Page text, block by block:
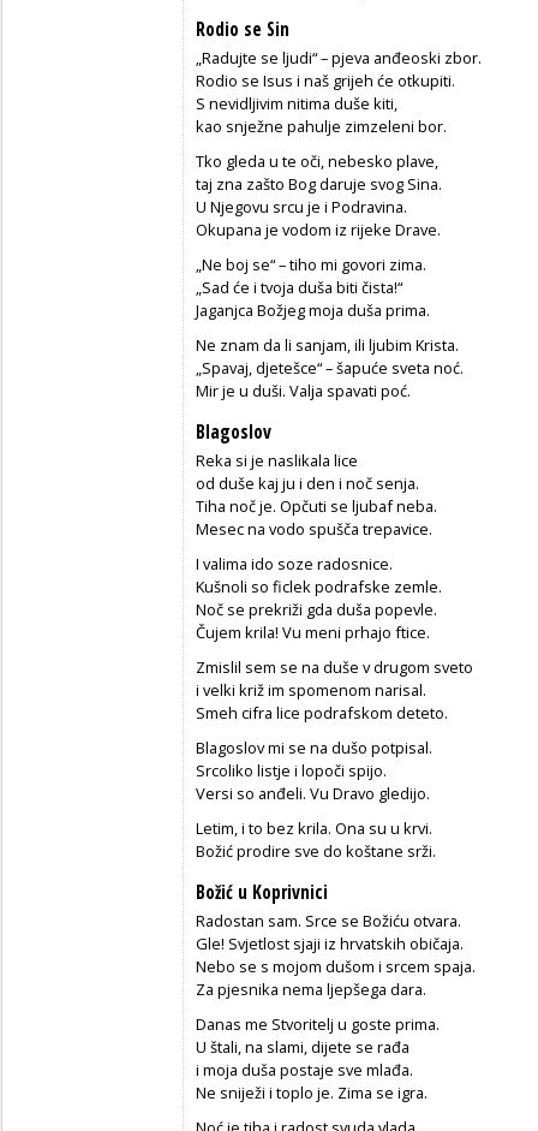
Rodio se Sin
„Radujte se ljudi“ – pjeva anđeoski zbor.
Rodio se Isus i naš grijeh će otkupiti.
S nevidljivim nitima duše kiti,
kao snježne pahulje zimzeleni bor.
Tko gleda u te oči, nebesko plave,
taj zna zašto Bog daruje svog Sina.
U Njegovu srcu je i Podravina.
Okupana je vodom iz rijeke Drave.
„Ne boj se“ – tiho mi govori zima.
„Sad će i tvoja duša biti čista!“
Jaganjca Božjeg moja duša prima.
Ne znam da li sanjam, ili ljubim Krista.
„Spavaj, djetešce“ – šapuće sveta noć.
Mir je u duši. Valja spavati poć.
Blagoslov
Reka si je naslikala lice
od duše kaj ju i den i noč senja.
Tiha noč je. Opčuti se ljubaf neba.
Mesec na vodo spušča trepavice.
I valima ido soze radosnice.
Kušnoli so ficlek podrafske zemle.
Noč se prekriži gda duša popevle.
Čujem krila! Vu meni prhajo ftice.
Zmislil sem se na duše v drugom sveto
i velki križ im spomenom narisal.
Smeh cifra lice podrafskom deteto.
Blagoslov mi se na dušo potpisal.
Srcoliko listje i lopoči spijo.
Versi so anđeli. Vu Dravo gledijo.
Letim, i to bez krila. Ona su u krvi.
Božić prodire sve do koštane srži.
Božić u Koprivnici
Radostan sam. Srce se Božiću otvara.
Gle! Svjetlost sjaji iz hrvatskih običaja.
Nebo se s mojom dušom i srcem spaja.
Za pjesnika nema ljepšega dara.
Danas me Stvoritelj u goste prima.
U štali, na slami, dijete se rađa
i moja duša postaje sve mlađa.
Ne sniježi i toplo je. Zima se igra.